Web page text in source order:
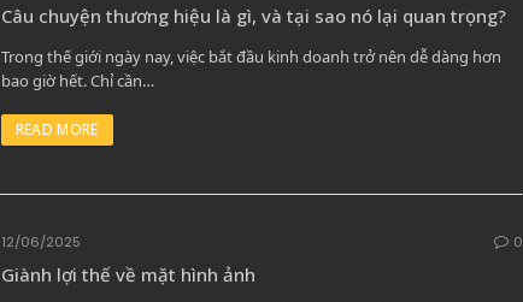
Câu chuyện thương hiệu là gì, và tại sao nó lại quan trọng?
Trong thế giới ngày nay, việc bắt đầu kinh doanh trở nên dễ dàng hơn
bao giờ hết. Chỉ cần…
READ MORE
12/06/2025 0
Giành lợi thế về mặt hình ảnh